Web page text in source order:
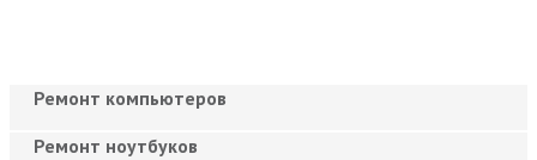
Ремонт компьютеров
Ремонт ноутбуков